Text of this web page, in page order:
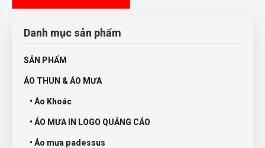
Danh mục sản phẩm
SẢN PHẨM
ÁO THUN & ÁO MƯA
• Áo Khoác
• ÁO MƯA IN LOGO QUẢNG CÁO
• Áo mưa padessus